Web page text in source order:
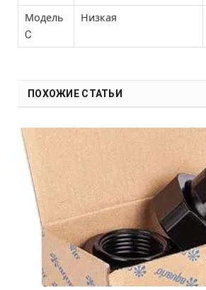
Модель
C
Низкая
ПОХОЖИЕ СТАТЬИ